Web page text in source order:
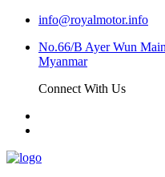
info@royalmotor.info
No.66/B Ayer Wun
Myanmar
Connect With Us